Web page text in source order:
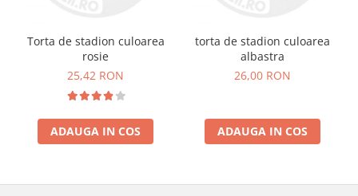
Torta de stadion culoarea
rosie
25,42 RON
ADAUGA IN COS
torta de stadion culoarea
albastra
26,00 RON
ADAUGA IN COS